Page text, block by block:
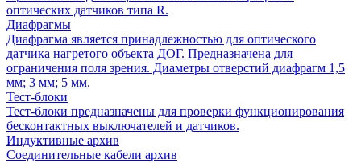
оптических датчиков типа R.
Диафрагмы
Диафрагма является принадлежностью для оптического
датчика нагретого объекта ДОГ. Предназначена для
ограничения поля зрения. Диаметры отверстий диафрагм 1,5
мм; 3 мм; 5 мм.
Тест-блоки
Тест-блоки предназначены для проверки функционирования
бесконтактных выключателей и датчиков.
Индуктивные архив
Соединительные кабели архив